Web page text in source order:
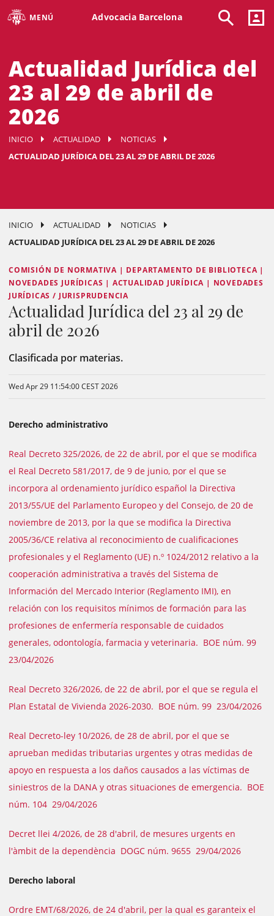
MENÚ Advocacia Barcelona
Actualidad Jurídica del
23 al 29 de abril de
2026
INICIO ACTUALIDAD
NOTICIAS
ACTUALIDAD JURÍDICA DEL 23 AL 29 DE ABRIL DE 2026
INICIO ACTUALIDAD
NOTICIAS
ACTUALIDAD JURÍDICA DEL 23 AL 29 DE ABRIL DE 2026
COMISIÓN DE NORMATIVA | DEPARTAMENTO DE BIBLIOTECA |
NOVEDADES JURÍDICAS | ACTUALIDAD JURÍDICA | NOVEDADES
JURÍDICAS / JURISPRUDENCIA
Actualidad Jurídica del 23 al 29 de
abril de 2026
Clasificada por materias.
Wed Apr 29 11:54:00 CEST 2026
Derecho administrativo
Real Decreto 325/2026, de 22 de abril, por el que se modifica
el Real Decreto 581/2017, de 9 de junio, por el que se
incorpora al ordenamiento jurídico español la Directiva
2013/55/UE del Parlamento Europeo y del Consejo, de 20 de
noviembre de 2013, por la que se modifica la Directiva
2005/36/CE relativa al reconocimiento de cualificaciones
profesionales y el Reglamento (UE) n.º 1024/2012 relativo a la
cooperación administrativa a través del Sistema de
Información del Mercado Interior (Reglamento IMI), en
relación con los requisitos mínimos de formación para las
profesiones de enfermería responsable de cuidados
generales, odontología, farmacia y veterinaria. BOE núm. 99
23/04/2026
Real Decreto 326/2026, de 22 de abril, por el que se regula el
Plan Estatal de Vivienda 2026-2030. BOE núm. 99 23/04/2026
Real Decreto-ley 10/2026, de 28 de abril, por el que se
aprueban medidas tributarias urgentes y otras medidas de
apoyo en respuesta a los daños causados a las víctimas de
siniestros de la DANA y otras situaciones de emergencia. BOE
núm. 104 29/04/2026
Decret llei 4/2026, de 28 d'abril, de mesures urgents en
l'àmbit de la dependència DOGC núm. 9655 29/04/2026
Derecho laboral
Ordre EMT/68/2026, de 24 d'abril, per la qual es garanteix el